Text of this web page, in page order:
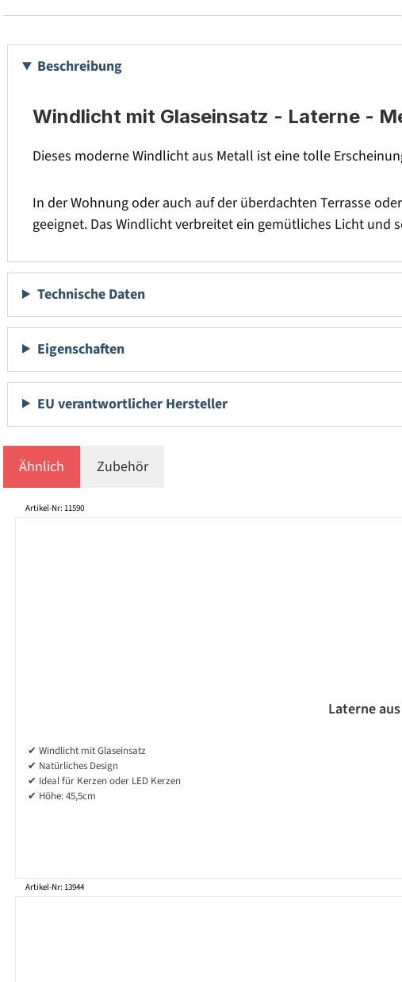
Beschreibung
Windlicht mit Glaseinsatz - Laterne -
Dieses moderne Windlicht aus Metall ist eine tolle
In der Wohnung oder auch auf der überdachten Terrasse
geeignet. Das Windlicht verbreitet ein gemütliches Licht und
Technische Daten
Eigenschaften
EU verantwortlicher Hersteller
Ähnlich Zubehör
Produktgalerie überspringen
Artikel-Nr: 11590
Laterne
✔ Windlicht mit Glaseinsatz
✔ Natürliches Design
✔ Ideal für Kerzen oder LED Kerzen
✔ Höhe: 45,5cm
Artikel-Nr: 13944